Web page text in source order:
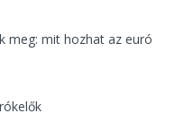
meg: mit hozhat az euró